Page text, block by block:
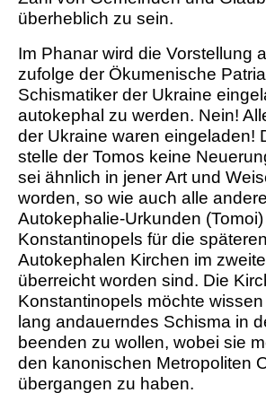
überheblich zu sein.
Im Phanar wird die Vorstellung
zufolge der Ökumenische
Schismatiker der Ukraine
autokephal zu werden. Nein!
der Ukraine waren eingeladen!
stelle der Tomos keine
sei ähnlich in jener Art und
worden, so wie auch alle
Autokephalie-Urkunden
Konstantinopels für die
Autokephalen Kirchen im
überreicht worden sind. Die
Konstantinopels möchte
lang andauerndes Schisma in
beenden zu wollen, wobei sie
den kanonischen Metropoliten
übergangen zu haben.